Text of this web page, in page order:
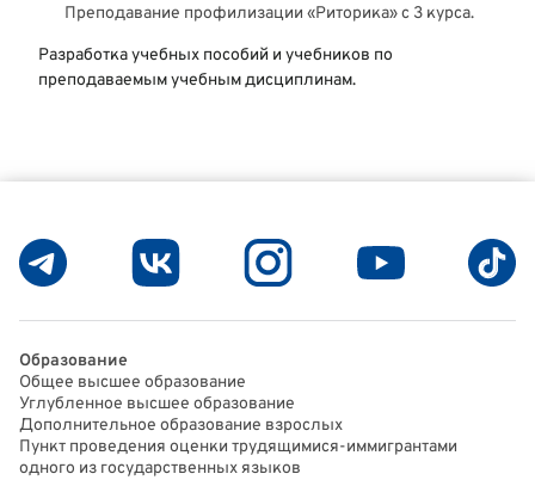
Преподавание профилизации «Риторика» с 3 курса.
Разработка учебных пособий и учебников по
преподаваемым учебным дисциплинам.
Образование
Общее высшее образование
Углубленное высшее образование
Дополнительное образование взрослых
Пункт проведения оценки трудящимися-иммигрантами
одного из государственных языков